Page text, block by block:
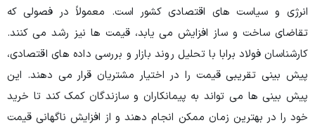
انرژی و سیاست های اقتصادی کشور است. معمولاً در فصولی که
تقاضای ساخت و ساز افزایش می یابد، قیمت ها نیز رشد می کنند.
کارشناسان فولاد برابا با تحلیل روند بازار و بررسی داده های اقتصادی،
پیش بینی تقریبی قیمت را در اختیار مشتریان قرار می دهند. این
پیش بینی ها می تواند به پیمانکاران و سازندگان کمک کند تا خرید
خود را در بهترین زمان ممکن انجام دهند و از افزایش ناگهانی قیمت